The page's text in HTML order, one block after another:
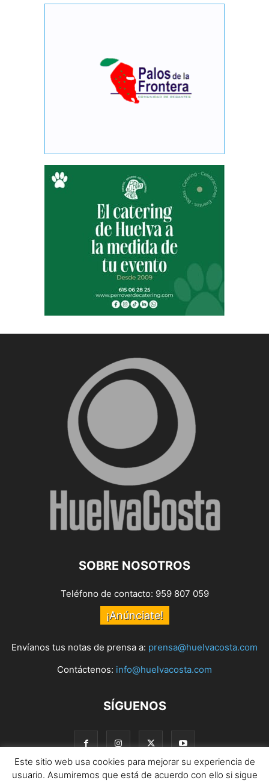
SOBRE NOSOTROS
Teléfono de contacto: 959 807 059
¡Anúnciate!
Envíanos tus notas de prensa a: prensa@huelvacosta.com
Contáctenos: info@huelvacosta.com
SÍGUENOS
Este sitio web usa cookies para mejorar su experiencia de
usuario. Asumiremos que está de acuerdo con ello si sigue